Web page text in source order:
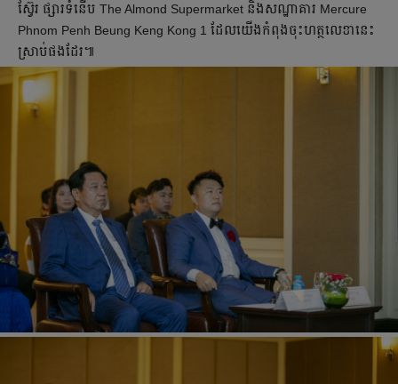
ស្វ៊ែរ ផ្សារទំនើប The Almond Supermarket និងសណ្ឋាគារ Mercure
Phnom Penh Beung Keng Kong 1 ដែលយើងកំពុងចុះហត្ថលេខានេះ
ស្រាប់ផងដែរ៕